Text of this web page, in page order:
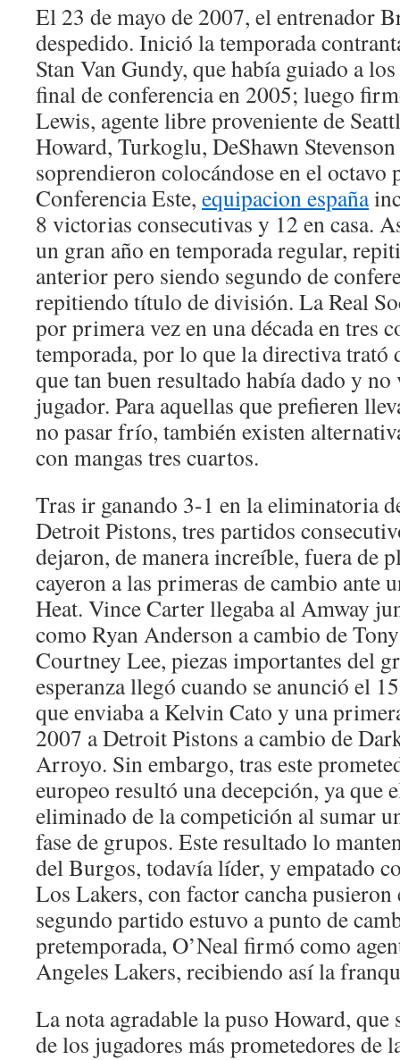
El 23 de mayo de 2007, el entrenador
despedido. Inició la temporada
Stan Van Gundy, que había guiado a
final de conferencia en 2005; luego
Lewis, agente libre proveniente de
Howard, Turkoglu, DeShawn
soprendieron colocándose en el octavo
Conferencia Este, equipacion españa
8 victorias consecutivas y 12 en casa.
un gran año en temporada regular,
anterior pero siendo segundo de
repitiendo título de división. La Real
por primera vez en una década en tres
temporada, por lo que la directiva trató
que tan buen resultado había dado y
jugador. Para aquellas que prefieren
no pasar frío, también existen
con mangas tres cuartos.
Tras ir ganando 3-1 en la eliminatoria
Detroit Pistons, tres partidos
dejaron, de manera increíble, fuera de
cayeron a las primeras de cambio ante
Heat. Vince Carter llegaba al Amway
como Ryan Anderson a cambio de
Courtney Lee, piezas importantes del
esperanza llegó cuando se anunció el
que enviaba a Kelvin Cato y una
2007 a Detroit Pistons a cambio de
Arroyo. Sin embargo, tras este
europeo resultó una decepción, ya que
eliminado de la competición al sumar
fase de grupos. Este resultado lo
del Burgos, todavía líder, y empatado
Los Lakers, con factor cancha
segundo partido estuvo a punto de
pretemporada, O’Neal firmó como
Angeles Lakers, recibiendo así la
La nota agradable la puso Howard, que
de los jugadores más prometedores de